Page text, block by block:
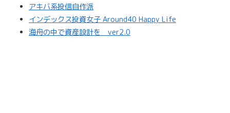
アキバ系投信自作派
インデックス投資女子 Around40 Happy Life
海舟の中で資産設計を ver2.0